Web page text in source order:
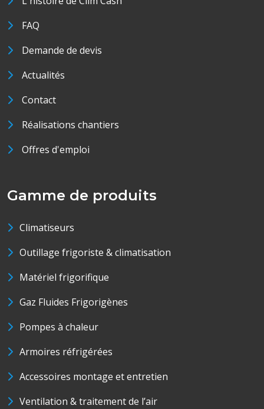
FAQ
Demande de devis
Actualités
Contact
Réalisations chantiers
Offres d'emploi
Gamme de produits
Climatiseurs
Outillage frigoriste & climatisation
Matériel frigorifique
Gaz Fluides Frigorigènes
Pompes à chaleur
Armoires réfrigérées
Accessoires montage et entretien
Ventilation & traitement de l’air